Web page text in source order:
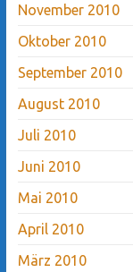
November 2010
Oktober 2010
September 2010
August 2010
Juli 2010
Juni 2010
Mai 2010
April 2010
März 2010